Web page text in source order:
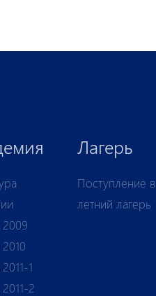
1
2
Лагерь
Поступление в
летний лагерь